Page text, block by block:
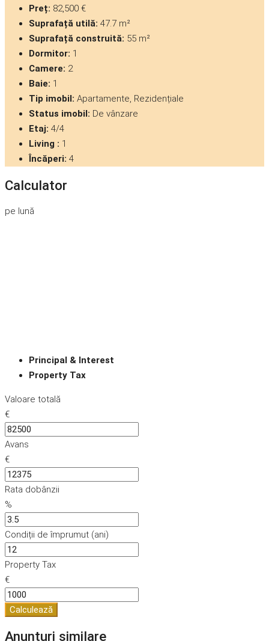
Preț: 82,500 €
Suprafață utilă: 47.7 m²
Suprafață construită: 55 m²
Dormitor: 1
Camere: 2
Baie: 1
Tip imobil: Apartamente, Rezidențiale
Status imobil: De vânzare
Etaj: 4/4
Living : 1
Încăperi: 4
Calculator
pe lună
Principal & Interest
Property Tax
Valoare totală
€
Avans
€
Rata dobânzii
%
Condiții de împrumut (ani)
Property Tax
€
Calculează
Anunțuri similare